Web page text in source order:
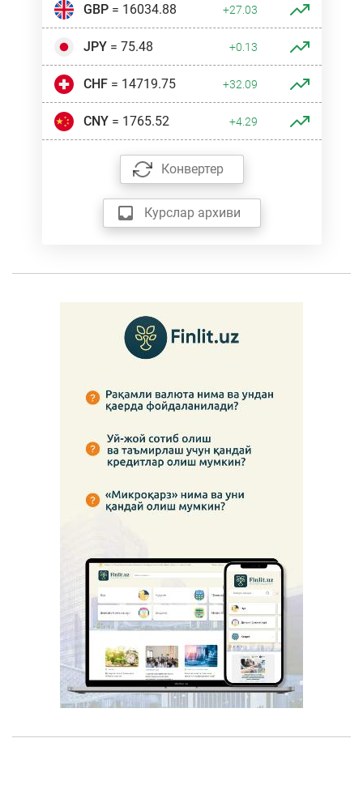
GBP= 16034.88 +27.03
JPY= 75.48 +0.13
CHF= 14719.75 +32.09
CNY= 1765.52 +4.29
Конвертер
Курслар архиви